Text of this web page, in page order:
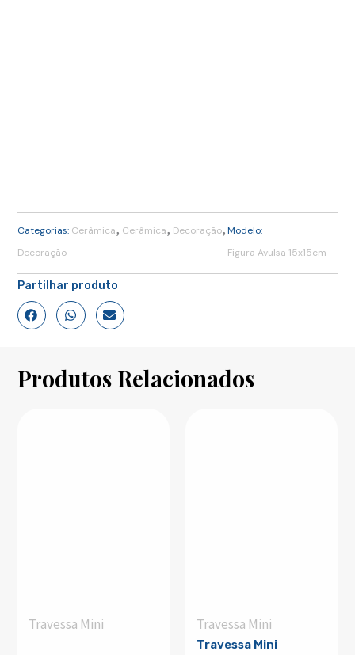
Categorias: Cerâmica, Cerâmica, Decoração,
Decoração
Modelo:
Figura Avulsa 15x15cm
Partilhar produto
Produtos Relacionados
Travessa Mini Travessa Mini
Travessa Mini